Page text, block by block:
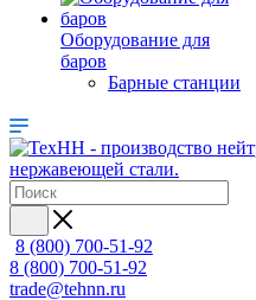
Оборудование для
баров
Барные станции
8 (800) 700-51-92
8 (800) 700-51-92
trade@tehnn.ru